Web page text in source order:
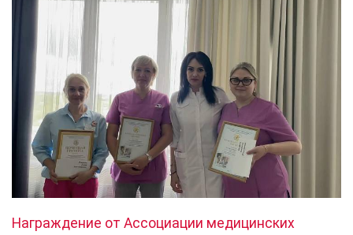
Награждение от Ассоциации медицинских